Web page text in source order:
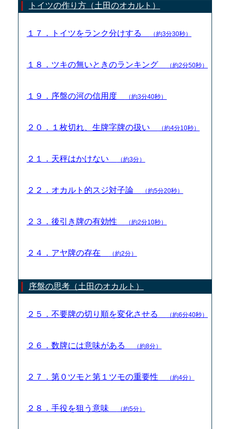
トイツの作り方（土田のオカルト）
１７．トイツをランク分けする （約3分30秒）
１８．ツキの無いときのランキング （約2分50秒）
１９．序盤の河の信用度 （約3分40秒）
２０．１枚切れ、生牌字牌の扱い （約4分10秒）
２１．天秤はかけない （約3分）
２２．オカルト的スジ対子論 （約5分20秒）
２３．後引き牌の有効性 （約2分10秒）
２４．アヤ牌の存在 （約2分）
序盤の思考（土田のオカルト）
２５．不要牌の切り順を変化させる （約6分40秒）
２６．数牌には意味がある （約8分）
２７．第０ツモと第１ツモの重要性 （約4分）
２８．手役を狙う意味 （約5分）